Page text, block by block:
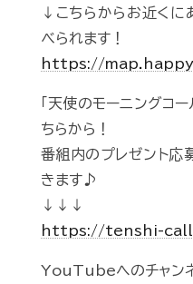
↓こちらからお近くに
べられます！
https://
「天使のモーニングコ
ちらから！
番組内のプレゼント応
きます♪
↓↓↓
https://tenshi-
YouTubeへのチャン